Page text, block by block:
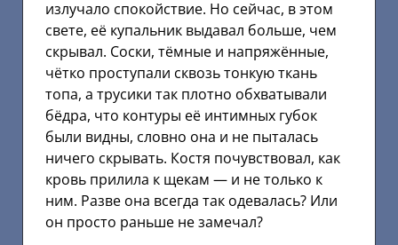
излучало спокойствие. Но сейчас, в этом
свете, её купальник выдавал больше, чем
скрывал. Соски, тёмные и напряжённые,
чётко проступали сквозь тонкую ткань
топа, а трусики так плотно обхватывали
бёдра, что контуры её интимных губок
были видны, словно она и не пыталась
ничего скрывать. Костя почувствовал, как
кровь прилила к щекам — и не только к
ним. Разве она всегда так одевалась? Или
он просто раньше не замечал?